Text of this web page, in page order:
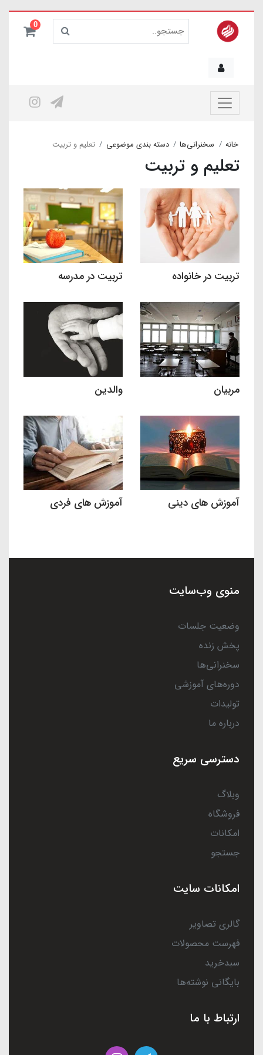
0
خانه سخنرانی‌ها دسته بندی موضوعی تعلیم و تربیت
تعلیم و تربیت
تربیت در خانواده تربیت در مدرسه
مربیان والدین
آموزش های دینی آموزش های فردی
منوی وب‌سایت
وضعیت جلسات
پخش زنده
سخنرانی‌ها
دوره‌های آموزشی
تولیدات
درباره ما
دسترسی سریع
وبلاگ
فروشگاه
امکانات
جستجو
امکانات سایت
گالری تصاویر
فهرست محصولات
سبدخرید
بایگانی نوشته‌ها
ارتباط با ما